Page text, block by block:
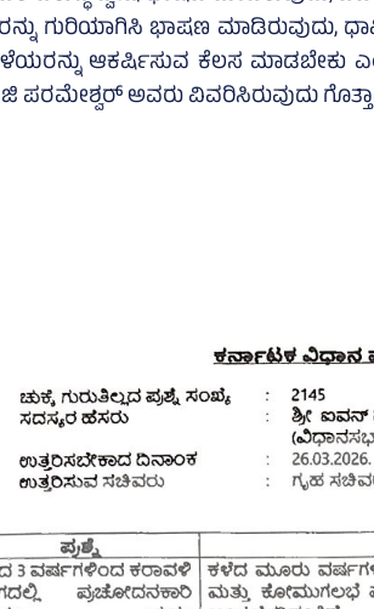
ಗುರಿಯಾಗಿಸಿ ಭಾಷಣ ಮಾಡಿರುವುದು,
ಆಕರ್ಷಿಸುವ ಕೆಲಸ ಮಾಡಬೇಕು
ಪರಮೇಶ್ವರ್ ಅವರು ವಿವರಿಸಿರುವುದು